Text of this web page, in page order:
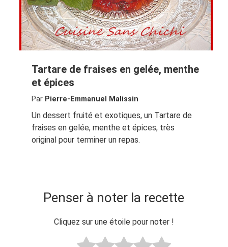
Tartare de fraises en gelée, menthe
et épices
Par Pierre-Emmanuel Malissin
Un dessert fruité et exotiques, un Tartare de
fraises en gelée, menthe et épices, très
original pour terminer un repas.
Penser à noter la recette
Cliquez sur une étoile pour noter !